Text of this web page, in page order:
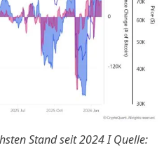
Stand seit 2024 I Quelle: